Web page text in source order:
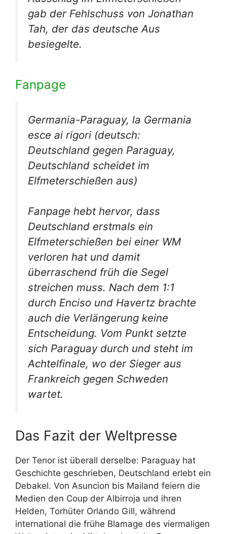
gab der Fehlschuss von Jonathan
Tah, der das deutsche Aus
besiegelte.
Fanpage
Germania-Paraguay, la Germania
esce ai rigori (deutsch:
Deutschland gegen Paraguay,
Deutschland scheidet im
Elfmeterschießen aus)
Fanpage hebt hervor, dass
Deutschland erstmals ein
Elfmeterschießen bei einer WM
verloren hat und damit
überraschend früh die Segel
streichen muss. Nach dem 1:1
durch Enciso und Havertz brachte
auch die Verlängerung keine
Entscheidung. Vom Punkt setzte
sich Paraguay durch und steht im
Achtelfinale, wo der Sieger aus
Frankreich gegen Schweden
wartet.
Das Fazit der Weltpresse
Der Tenor ist überall derselbe: Paraguay hat
Geschichte geschrieben, Deutschland erlebt ein
Debakel. Von Asuncion bis Mailand feiern die
Medien den Coup der Albirroja und ihren
Helden, Torhüter Orlando Gill, während
international die frühe Blamage des viermaligen